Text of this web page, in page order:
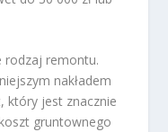
rodzaj remontu.
nakładem
który jest znacznie
gruntownego